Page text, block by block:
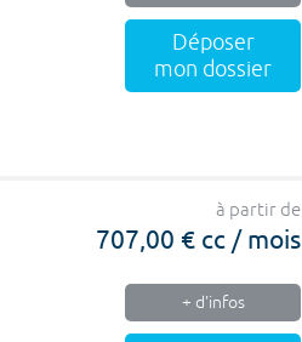
Déposer
mon dossier
à partir de
707,00 € cc / mois
+ d'infos